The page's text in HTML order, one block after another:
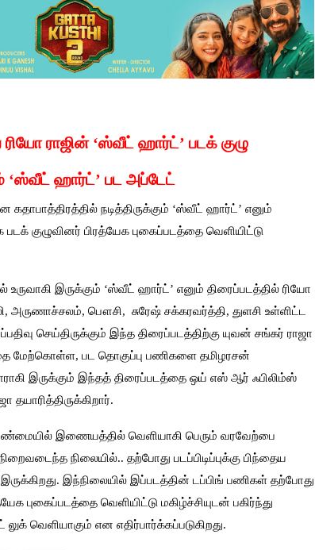
ராஜின் ‘ஸ்வீட் ஹார்ட்’ படக் குழு
‘ஸ்வீட் ஹார்ட்’ பட அப்டேட்
நடித்திருக்கும் ‘ஸ்வீட் ஹார்ட்’ எனும்
குழுவினர் பிரத்யேக புகைப்படத்தை வெளியிட்டு
இருக்கும் ‘ஸ்வீட் ஹார்ட்’ எனும் திரைப்படத்தில் ரியோ
அருணாச்சலம், பௌசி, சுரேஷ் சக்கரவர்த்தி, துளசி உள்ளிட்ட
செய்திருக்கும் இந்த திரைப்படத்திற்கு யுவன் சங்கர் ராஜா
மேற்கொள்ள, பட தொகுப்பு பணிகளை தமிழரசன்
இருக்கும் இந்தத் திரைப்படத்தை ஒய் எஸ் ஆர் ஃபிலிம்ஸ்
இணையத்தில் வெளியாகி பெரும் வரவேற்பை
நிலையில்.. தற்போது படப்பிடிப்புக்கு பிந்தைய
இருக்கிறது. இந்நிலையில் இப்படத்தின் டப்பிங் பணிகள் தற்போது
புகைப்படத்தை வெளியிட்டு மகிழ்ச்சியுடன் பகிர்ந்து
வெளியாகும் என எதிர்பார்க்கப்படுகிறது.